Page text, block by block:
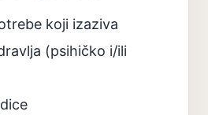
koji izaziva
(psihičko i/ili